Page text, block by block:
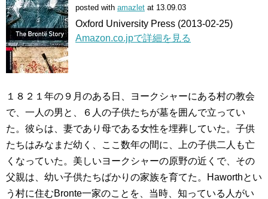
posted with amazlet at 13.09.03
Oxford University Press (2013-02-25)
Amazon.co.jpで詳細を見る
１８２１年の９月のある日、ヨークシャーにある村の教会
で、一人の男と、６人の子供たちが墓を囲んで立ってい
た。彼らは、妻であり母である女性を埋葬していた。子供
たちはみなまだ幼く、ここ数年の間に、上の子供二人も亡
くなっていた。美しいヨークシャーの原野の近くで、その
父親は、幼い子供たちばかりの家族を育てた。Haworthとい
う村に住むBronte一家のことを、当時、知っている人がい